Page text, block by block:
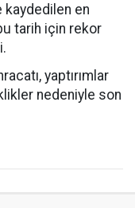
kaydedilen en
tarih için rekor
yaptırımlar
nedeniyle son